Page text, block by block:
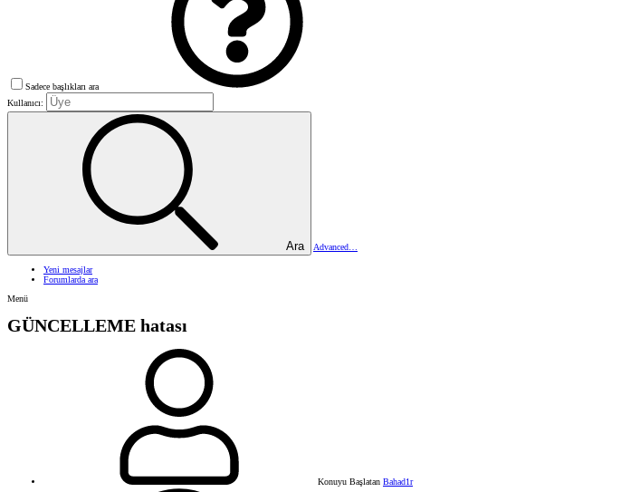
Sadece başlıkları ara
Kullanıcı:
Ara Advanced…
Yeni mesajlar
Forumlarda ara
Menü
GÜNCELLEME hatası
Konuyu Başlatan Bahad1r